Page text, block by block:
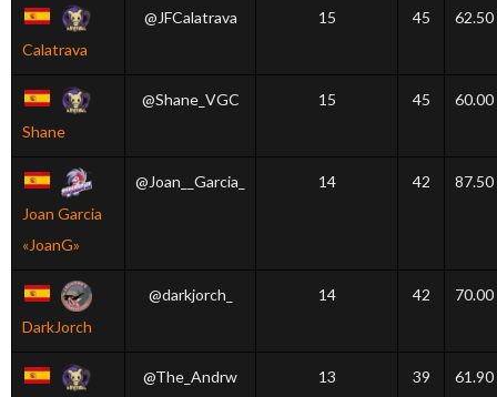
Calatrava
@JFCalatrava 15 45 62.50
Shane
@Shane_VGC 15 45 60.00
Joan Garcia
«JoanG»
@Joan__Garcia_ 14 42 87.50
DarkJorch
@darkjorch_ 14 42 70.00
@The_Andrw 13 39 61.90